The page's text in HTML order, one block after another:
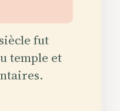
fut
temple et